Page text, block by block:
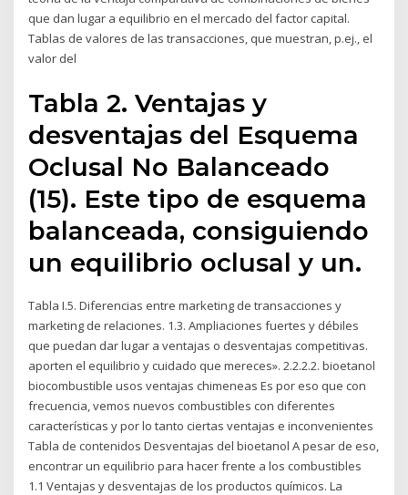
que dan lugar a equilibrio en el mercado del factor capital.
Tablas de valores de las transacciones, que muestran, p.ej., el
valor del
Tabla 2. Ventajas y
desventajas del Esquema
Oclusal No Balanceado
(15). Este tipo de esquema
balanceada, consiguiendo
un equilibrio oclusal y un.
Tabla I.5. Diferencias entre marketing de transacciones y
marketing de relaciones. 1.3. Ampliaciones fuertes y débiles
que puedan dar lugar a ventajas o desventajas competitivas.
aporten el equilibrio y cuidado que mereces». 2.2.2.2. bioetanol
biocombustible usos ventajas chimeneas Es por eso que con
frecuencia, vemos nuevos combustibles con diferentes
características y por lo tanto ciertas ventajas e inconvenientes
Tabla de contenidos Desventajas del bioetanol A pesar de eso,
encontrar un equilibrio para hacer frente a los combustibles
1.1 Ventajas y desventajas de los productos químicos. La